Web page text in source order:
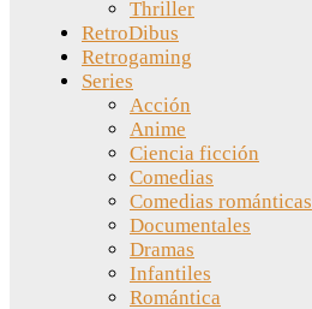
Thriller
RetroDibus
Retrogaming
Series
Acción
Anime
Ciencia ficción
Comedias
Comedias románticas
Documentales
Dramas
Infantiles
Romántica